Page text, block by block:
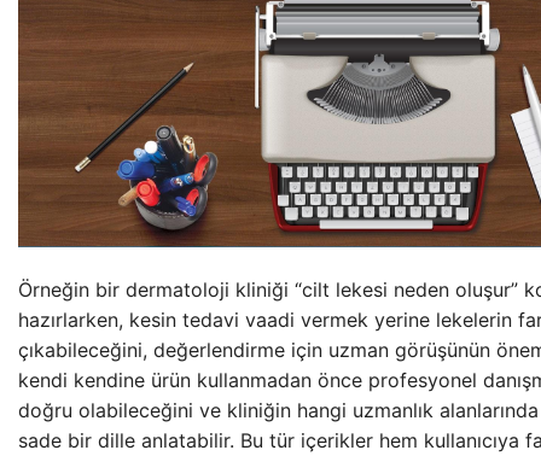
Örneğin bir dermatoloji kliniği “cilt lekesi neden oluşur”
hazırlarken, kesin tedavi vaadi vermek yerine lekelerin
çıkabileceğini, değerlendirme için uzman görüşünün
kendi kendine ürün kullanmadan önce profesyonel
doğru olabileceğini ve kliniğin hangi uzmanlık
sade bir dille anlatabilir. Bu tür içerikler hem kullanıcıya